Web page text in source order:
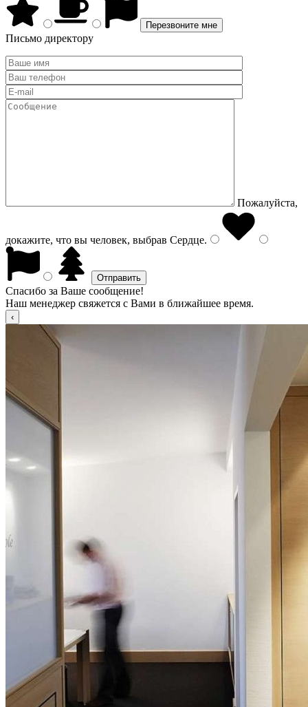
Письмо директору
Пожалуйста,
докажите, что вы человек, выбрав Сердце.
Спасибо за Ваше сообщение!
Наш менеджер свяжется с Вами в ближайшее время.